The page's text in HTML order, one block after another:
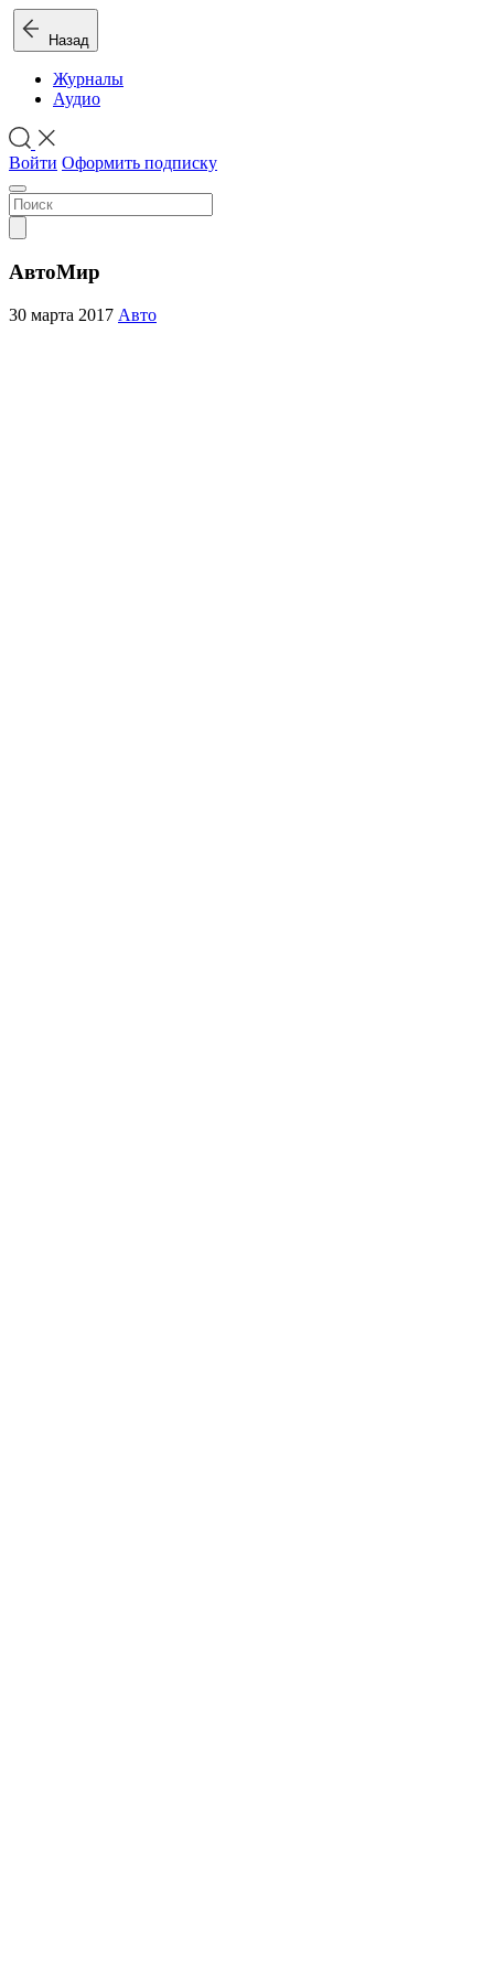
Назад
Журналы
Аудио
Войти Оформить подписку
АвтоМир
30 марта 2017 Авто